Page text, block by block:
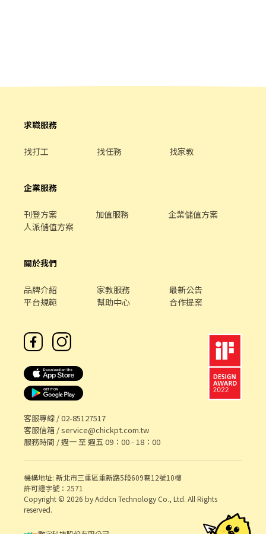
https://lin.ee/ufHY7Wa
求職服務
找打工 找任務 找家教
企業服務
刊登方案 加值服務
企業儲值方案
人派儲值方案
關於我們
品牌介紹 家教服務
最新公告
平台規範
幫助中心 合作提案
客服專線 /02-85127517
客服信箱 /service@chickpt.com.tw
服務時間 / 週一 至 週五 09：00 - 18：00
機構地址: 新北市三重區重新路5段609巷12號10樓
許可證字號：2571
Copyright © 2026 by Addcn Technology Co., Ltd. All Rights
reserved.